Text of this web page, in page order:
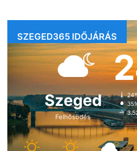
SZEGED365 IDŐJÁRÁS
Szeged
Felhősödés